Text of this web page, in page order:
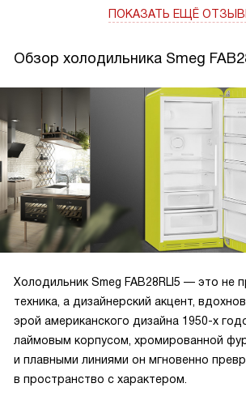
холодной около заявленных 9 часов!
ПОКАЗАТЬ ЕЩЁ
Обзор холодильника Smeg
Холодильник Smeg FAB28RLI5 — это не
техника, а дизайнерский акцент,
эрой американского дизайна 1950-х
лаймовым корпусом, хромированной
и плавными линиями он мгновенно
в пространство с характером.